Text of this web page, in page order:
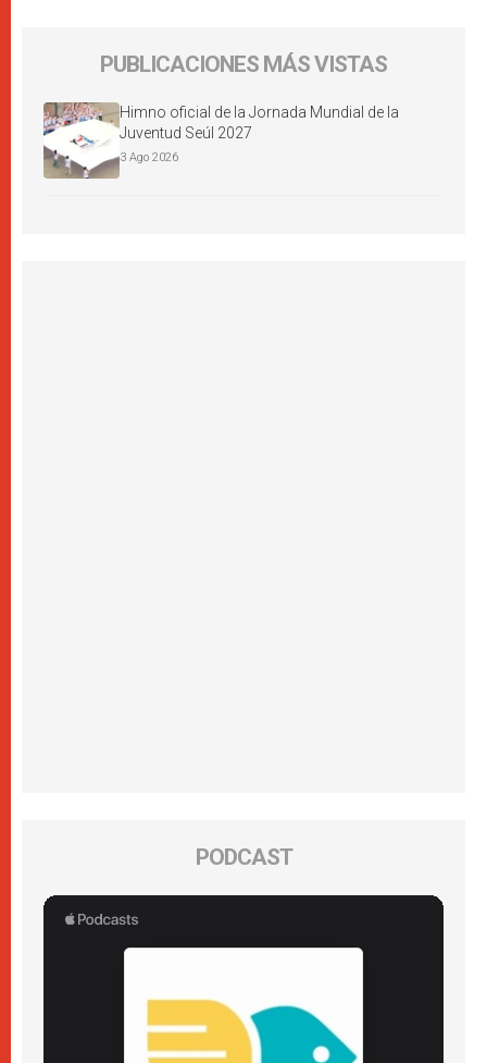
PUBLICACIONES MÁS VISTAS
Himno oficial de la Jornada Mundial de la
Juventud Seúl 2027
3 Ago 2026
PODCAST